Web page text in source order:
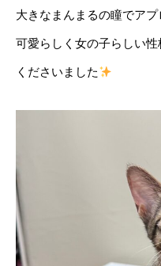
大きなまんまるの瞳でア
可愛らしく女の子らしい
くださいました